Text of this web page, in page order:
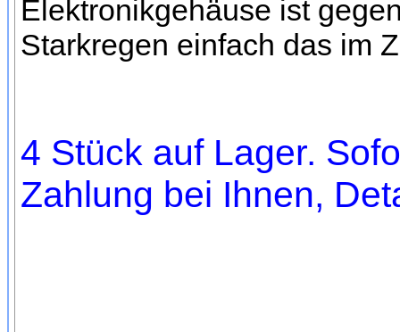
Elektronikgehäuse ist
Starkregen einfach das im
4 Stück auf Lager.
Zahlung bei Ihnen,